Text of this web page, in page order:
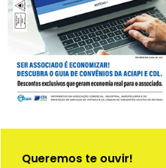
Queremos te ouvir!